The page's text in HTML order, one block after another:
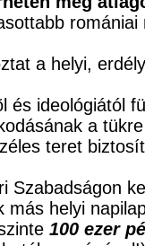
a helyi,
és ideológiától
a tükre
teret
Szabadságon
más helyi
100 ezer